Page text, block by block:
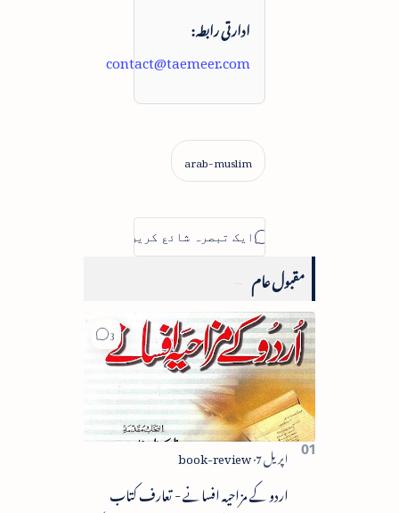
ادارتی رابطہ:
contact@taemeer.com
مقبول عام
اردو کے مزاحیہ افسانے - تعارف کتاب